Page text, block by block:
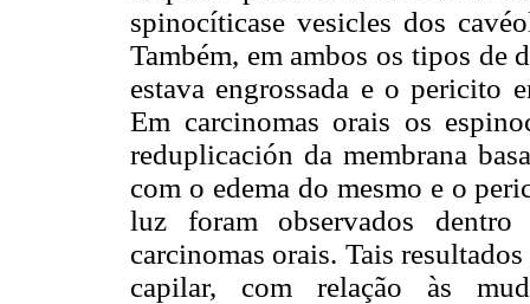
spinocíticase vesicles dos
Também, em ambos os tipos de
estava engrossada e o pericito
Em carcinomas orais os
reduplicación da membrana
com o edema do mesmo e o
luz foram observados
carcinomas orais. Tais
capilar, com relação às